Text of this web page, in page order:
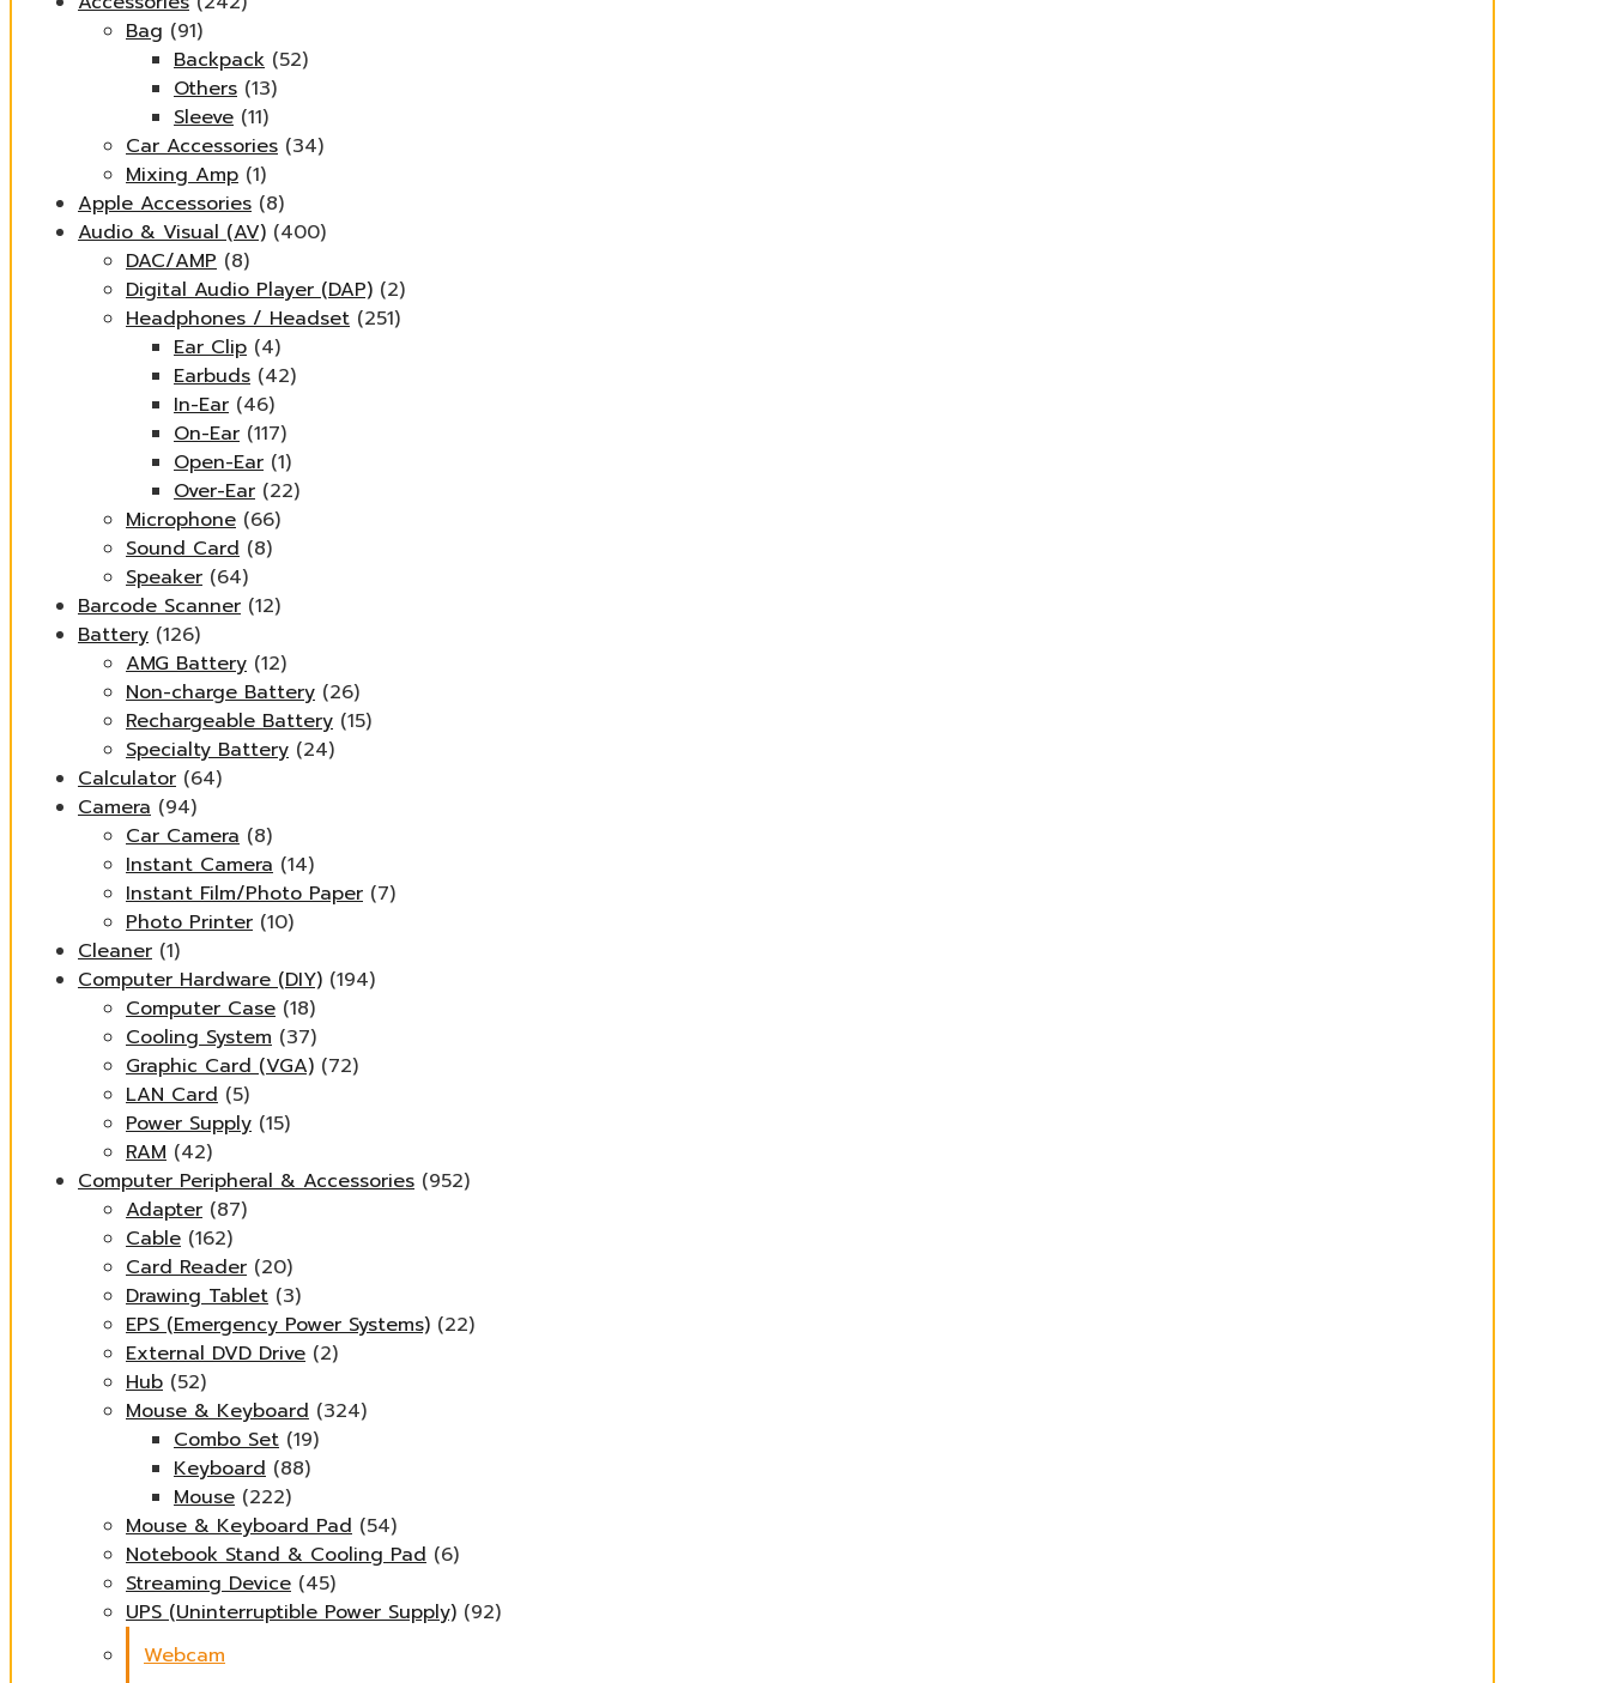
Bag (91)
Backpack (52)
Others (13)
Sleeve (11)
Car Accessories (34)
Mixing Amp (1)
Apple Accessories (8)
Audio & Visual (AV) (400)
DAC/AMP (8)
Digital Audio Player (DAP) (2)
Headphones / Headset (251)
Ear Clip (4)
Earbuds (42)
In-Ear (46)
On-Ear (117)
Open-Ear (1)
Over-Ear (22)
Microphone (66)
Sound Card (8)
Speaker (64)
Barcode Scanner (12)
Battery (126)
AMG Battery (12)
Non-charge Battery (26)
Rechargeable Battery (15)
Specialty Battery (24)
Calculator (64)
Camera (94)
Car Camera (8)
Instant Camera (14)
Instant Film/Photo Paper (7)
Photo Printer (10)
Cleaner (1)
Computer Hardware (DIY) (194)
Computer Case (18)
Cooling System (37)
Graphic Card (VGA) (72)
LAN Card (5)
Power Supply (15)
RAM (42)
Computer Peripheral & Accessories (952)
Adapter (87)
Cable (162)
Card Reader (20)
Drawing Tablet (3)
EPS (Emergency Power Systems) (22)
External DVD Drive (2)
Hub (52)
Mouse & Keyboard (324)
Combo Set (19)
Keyboard (88)
Mouse (222)
Mouse & Keyboard Pad (54)
Notebook Stand & Cooling Pad (6)
Streaming Device (45)
UPS (Uninterruptible Power Supply) (92)
Webcam